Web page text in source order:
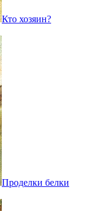
Кто хозяин?
Проделки белки